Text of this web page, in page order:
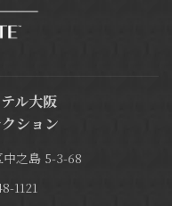
ル大阪
ション
之島 5-3-68
1121